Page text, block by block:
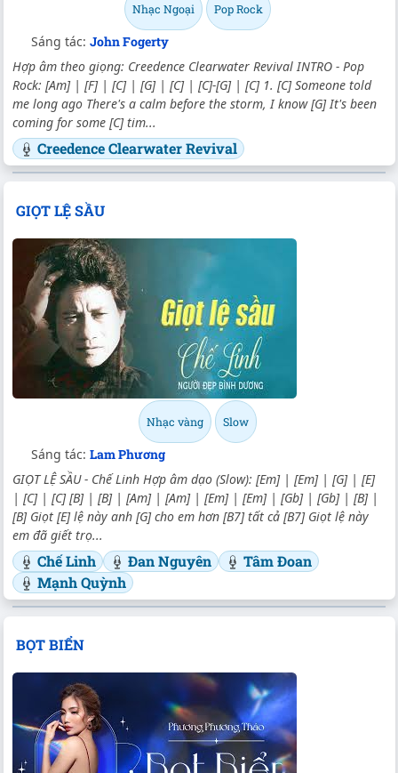
Nhạc Ngoại Pop Rock
Sáng tác: John Fogerty
Hợp âm theo giọng: Creedence Clearwater Revival INTRO - Pop
Rock: [Am] | [F] | [C] | [G] | [C] | [C]-[G] | [C] 1. [C] Someone told
me long ago There's a calm before the storm, I know [G] It's been
coming for some [C] tim...
Creedence Clearwater Revival
GIỌT LỆ SẦU
Nhạc vàng Slow
Sáng tác: Lam Phương
GIỌT LỆ SẦU - Chế Linh Hợp âm dạo (Slow): [Em] | [Em] | [G] | [E]
| [C] | [C] [B] | [B] | [Am] | [Am] | [Em] | [Em] | [Gb] | [Gb] | [B] |
[B] Giọt [E] lệ này anh [G] cho em hơn [B7] tất cả [B7] Giọt lệ này
em đã giết trọ...
Chế Linh Đan Nguyên
Tâm Đoan
Mạnh Quỳnh
BỌT BIỂN